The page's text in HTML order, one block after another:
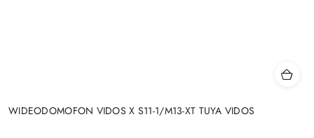
WIDEODOMOFON VIDOS X S11-1/M13-XT TUYA VIDOS